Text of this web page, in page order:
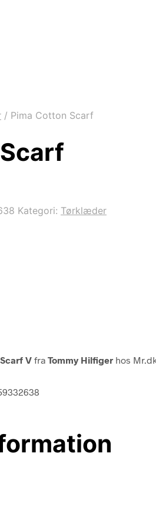
/ Pima Cotton Scarf
Kategori: Tørklæder
V fra Tommy Hilfiger hos